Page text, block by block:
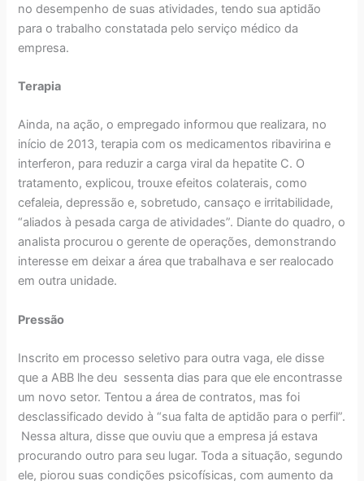
no desempenho de suas atividades, tendo sua aptidão
para o trabalho constatada pelo serviço médico da
empresa.
Terapia
Ainda, na ação, o empregado informou que realizara, no
início de 2013, terapia com os medicamentos ribavirina e
interferon, para reduzir a carga viral da hepatite C. O
tratamento, explicou, trouxe efeitos colaterais, como
cefaleia, depressão e, sobretudo, cansaço e irritabilidade,
“aliados à pesada carga de atividades”. Diante do quadro, o
analista procurou o gerente de operações, demonstrando
interesse em deixar a área que trabalhava e ser realocado
em outra unidade.
Pressão
Inscrito em processo seletivo para outra vaga, ele disse
que a ABB lhe deu sessenta dias para que ele encontrasse
um novo setor. Tentou a área de contratos, mas foi
desclassificado devido à “sua falta de aptidão para o perfil”.
Nessa altura, disse que ouviu que a empresa já estava
procurando outro para seu lugar. Toda a situação, segundo
ele, piorou suas condições psicofísicas, com aumento da